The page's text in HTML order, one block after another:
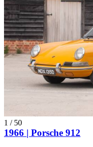
1 / 50
1966 | Porsche 912